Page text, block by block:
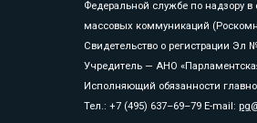
Федеральной службе по надзору
массовых коммуникаций
Свидетельство о регистрации Эл
Учредитель — АНО
Исполняющий обязанности
Тел.: +7 (495) 637–69–79 E-mail: